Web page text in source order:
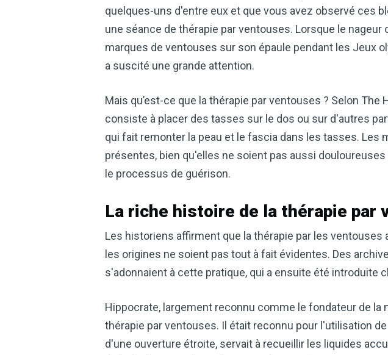
quelques-uns d'entre eux et que vous avez observé ces
une séance de thérapie par ventouses. Lorsque le
marques de ventouses sur son épaule pendant les Jeux
a suscité une grande attention.
Mais qu’est-ce que la thérapie par ventouses ? Selon
consiste à placer des tasses sur le dos ou sur d'autres
qui fait remonter la peau et le fascia dans les tasses.
présentes, bien qu'elles ne soient pas aussi
le processus de guérison.
La riche histoire de la thérapie par
Les historiens affirment que la thérapie par les
les origines ne soient pas tout à fait évidentes. Des
s'adonnaient à cette pratique, qui a ensuite été introduite
Hippocrate, largement reconnu comme le fondateur de
thérapie par ventouses. Il était reconnu pour l'utilisation
d'une ouverture étroite, servait à recueillir les liquides